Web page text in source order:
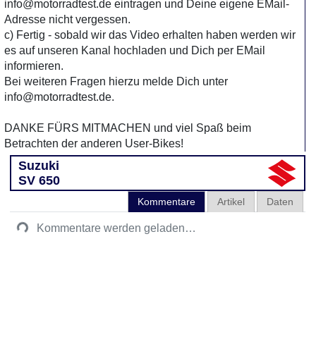
info@motorradtest.de eintragen und Deine eigene EMail-
Adresse nicht vergessen.
c) Fertig - sobald wir das Video erhalten haben werden wir
es auf unseren Kanal hochladen und Dich per EMail
informieren.
Bei weiteren Fragen hierzu melde Dich unter
info@motorradtest.de.
DANKE FÜRS MITMACHEN und viel Spaß beim
Betrachten der anderen User-Bikes!
Suzuki
SV 650
Daten
Artikel
Kommentare
Kommentare werden geladen…